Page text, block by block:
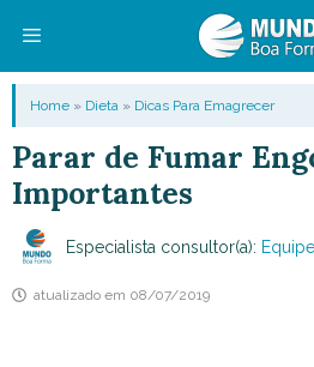
conteúdo
Menu
Home » Dieta » Dicas Para Emagrecer
Parar de Fumar
Importantes
Especialista consultor(a):
atualizado em 08/07/2019